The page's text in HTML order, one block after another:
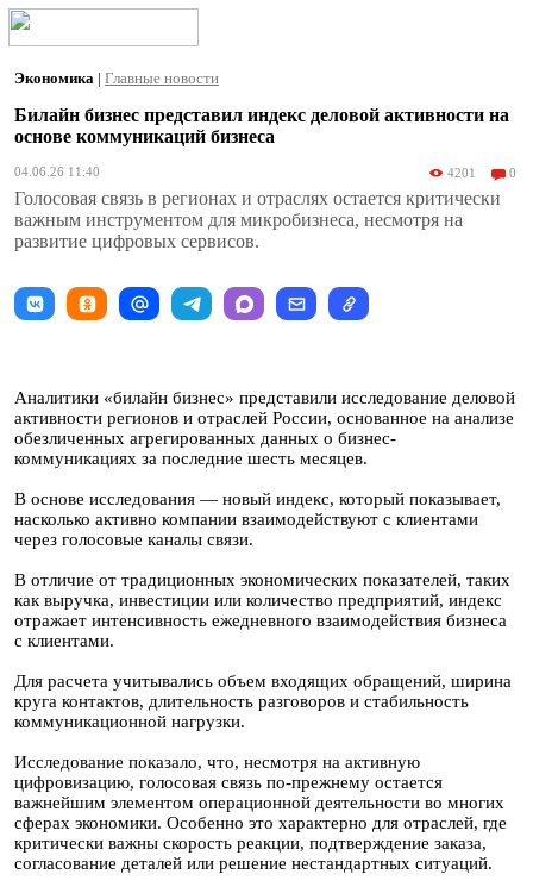
Экономика | Главные новости
Билайн бизнес представил индекс деловой активности на
основе коммуникаций бизнеса
04.06.26 11:40 4201 0
Голосовая связь в регионах и отраслях остается критически
важным инструментом для микробизнеса, несмотря на
развитие цифровых сервисов.
Аналитики «билайн бизнес» представили исследование деловой
активности регионов и отраслей России, основанное на анализе
обезличенных агрегированных данных о бизнес-
коммуникациях за последние шесть месяцев.
В основе исследования — новый индекс, который показывает,
насколько активно компании взаимодействуют с клиентами
через голосовые каналы связи.
В отличие от традиционных экономических показателей, таких
как выручка, инвестиции или количество предприятий, индекс
отражает интенсивность ежедневного взаимодействия бизнеса
с клиентами.
Для расчета учитывались объем входящих обращений, ширина
круга контактов, длительность разговоров и стабильность
коммуникационной нагрузки.
Исследование показало, что, несмотря на активную
цифровизацию, голосовая связь по-прежнему остается
важнейшим элементом операционной деятельности во многих
сферах экономики. Особенно это характерно для отраслей, где
критически важны скорость реакции, подтверждение заказа,
согласование деталей или решение нестандартных ситуаций.